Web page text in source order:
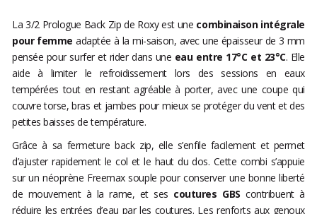
La 3/2 Prologue Back Zip de Roxy est une combinaison intégrale
pour femmeadaptée à la mi-saison, avec une épaisseur de 3 mm
pensée pour surfer et rider dans une eau entre 17°C et 23°C. Elle
aide à limiter le refroidissement lors des sessions en eaux
tempérées tout en restant agréable à porter, avec une coupe qui
couvre torse, bras et jambes pour mieux se protéger du vent et des
petites baisses de température.
Grâce à sa fermeture back zip, elle s’enfile facilement et permet
d’ajuster rapidement le col et le haut du dos. Cette combi s’appuie
sur un néoprène Freemax souple pour conserver une bonne liberté
de mouvement à la rame, et ses coutures GBS contribuent à
réduire les entrées d’eau par les coutures. Les renforts aux genoux